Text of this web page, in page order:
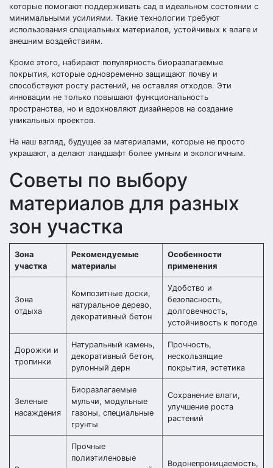
которые помогают поддерживать сад в идеальном состоянии с
минимальными усилиями. Такие технологии требуют
использования специальных материалов, устойчивых к влаге и
внешним воздействиям.
Кроме этого, набирают популярность биоразлагаемые
покрытия, которые одновременно защищают почву и
способствуют росту растений, не оставляя отходов. Эти
инновации не только повышают функциональность
пространства, но и вдохновляют дизайнеров на создание
уникальных проектов.
На наш взгляд, будущее за материалами, которые не просто
украшают, а делают ландшафт более умным и экологичным.
Советы по выбору
материалов для разных
зон участка
Зона
участка
Рекомендуемые
материалы
Особенности
применения
Зона
отдыха
Композитные доски,
натуральное дерево,
декоративный бетон
Удобство и
безопасность,
долговечность,
устойчивость к погоде
Дорожки и
тропинки
Натуральный камень,
декоративный бетон,
рулонный дерн
Прочность,
нескользящие
покрытия, эстетика
Зеленые
насаждения
Биоразлагаемые
мульчи, модульные
газоны, специальные
грунты
Сохранение влаги,
улучшение роста
растений
Прочные
полиэтиленовые
Водонепроницаемость,